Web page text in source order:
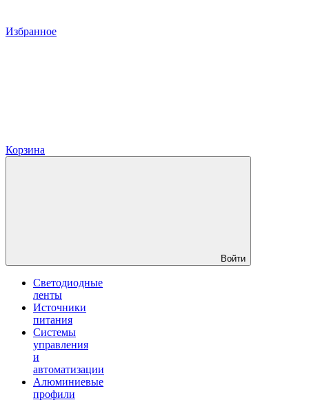
Избранное
Корзина
Войти
Светодиодные
ленты
Источники
питания
Системы
управления
и
автоматизации
Алюминиевые
профили